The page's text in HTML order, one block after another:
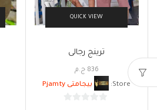
QUICK VIEW
ترينج رجالى
836 ج.م
Store:
بيجامتى Pjamty